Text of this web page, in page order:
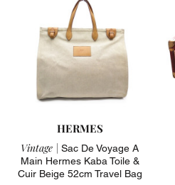
HERMES
Vintage | Sac De Voyage A
Main Hermes Kaba Toile &
Cuir Beige 52cm Travel Bag